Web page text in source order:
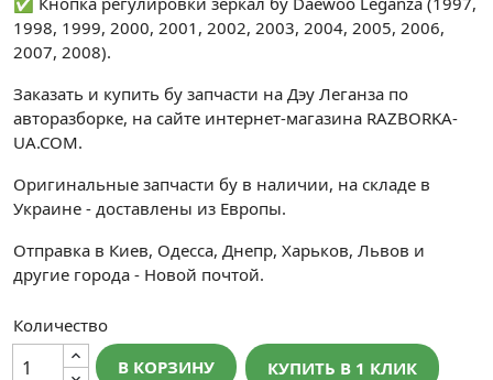
1998, 1999, 2000, 2001, 2002, 2003, 2004, 2005, 2006,
2007, 2008).
Заказать и купить бу запчасти на Дэу Леганза по
авторазборке, на сайте интернет-магазина RAZBORKA-
UA.COM.
Оригинальные запчасти бу в наличии, на складе в
Украине - доставлены из Европы.
Отправка в Киев, Одесса, Днепр, Харьков, Львов и
другие города - Новой почтой.
Количество
В КОРЗИНУ
КУПИТЬ В 1 КЛИК